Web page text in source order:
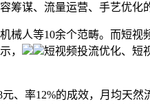
筹谋、流量运营、手艺优化
人等10余个范畴。而短视
，
短视频投流优化、短
率12%的成效，月均天然